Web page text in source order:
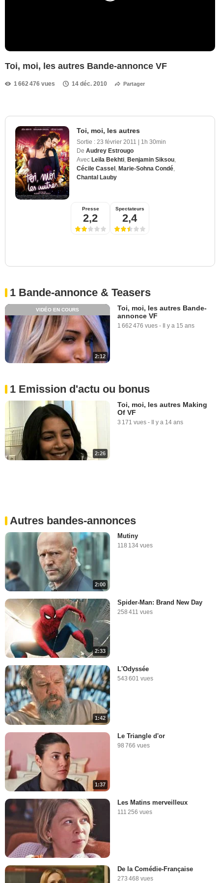
Toi, moi, les autres Bande-annonce VF
1 662 476 vues 14 déc. 2010 Partager
Toi, moi, les autres
Sortie : 23 février 2011 | 1h 30min
De Audrey Estrougo
Avec Leïla Bekhti Benjamin Siksou
Cécile Cassel Marie-Sohna Condé
Chantal Lauby
Presse
2,2
Spectateurs
2,4
1 Bande-annonce & Teasers
2:12
VIDÉO EN COURS
Toi, moi, les autres Bande-
annonce VF
1 662 476 vues - Il y a 15 ans
1 Emission d'actu ou bonus
2:26
Toi, moi, les autres Making
Of VF
3 171 vues - Il y a 14 ans
Autres bandes-annonces
2:00
Mutiny
118 134 vues
2:33
Spider-Man: Brand New Day
258 411 vues
1:42
L'Odyssée
543 601 vues
1:37
Le Triangle d'or
98 766 vues
Les Matins merveilleux
111 256 vues
De la Comédie-Française
273 468 vues